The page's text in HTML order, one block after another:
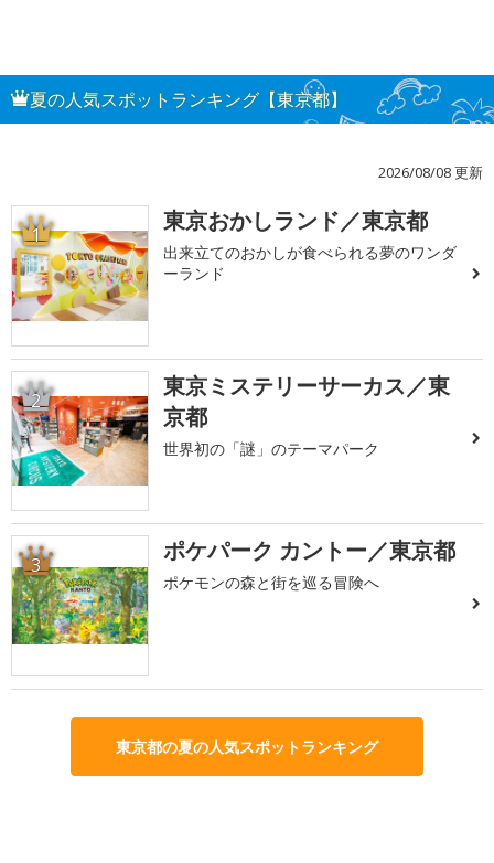
夏の人気スポットランキング【東京都】
2026/08/08 更新
1 東京おかしランド／東京都
出来立てのおかしが食べられる夢のワンダ
ーランド
2
東京ミステリーサーカス／東
京都
世界初の「謎」のテーマパーク
3 ポケパーク カントー／東京都
ポケモンの森と街を巡る冒険へ
東京都の夏の人気スポットランキング